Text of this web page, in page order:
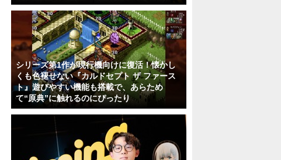
シリーズ第1作が現行機向けに復活！懐かし
くも色褪せない『カルドセプト ザ ファース
ト』遊びやすい機能も搭載で、あらため
て“原典”に触れるのにぴったり